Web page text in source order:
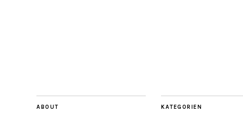
ABOUT KATEGORIEN